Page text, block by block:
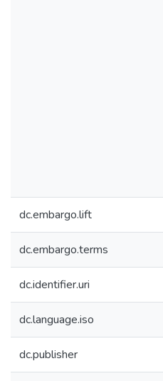
dc.embargo.lift
dc.embargo.terms
dc.identifier.uri
dc.language.iso
dc.publisher